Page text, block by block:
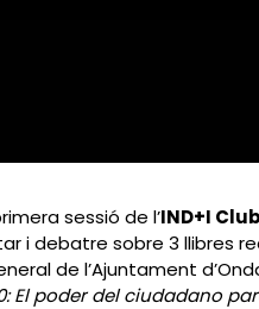
sessió de l’IND+I
i debatre sobre 3 llibres
de l’Ajuntament
El poder del ciudadano